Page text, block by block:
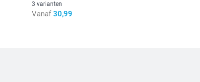
3 varianten
Vanaf 30,99